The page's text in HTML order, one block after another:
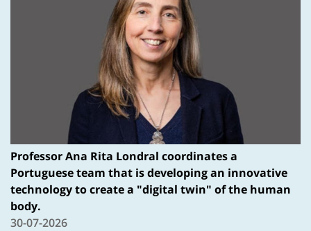
Professor Ana Rita Londral coordinates a
Portuguese team that is developing an innovative
technology to create a "digital twin" of the human
body.
30-07-2026